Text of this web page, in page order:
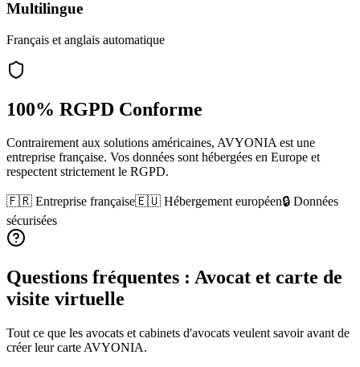
Multilingue
Français et anglais automatique
100% RGPD Conforme
Contrairement aux solutions américaines, AVYONIA est une
entreprise française. Vos données sont hébergées en Europe et
respectent strictement le RGPD.
🇫🇷 Entreprise française🇪🇺 Hébergement européen🔒 Données
sécurisées
Questions fréquentes : Avocat et carte de
visite virtuelle
Tout ce que les avocats et cabinets d'avocats veulent savoir avant de
créer leur carte AVYONIA.